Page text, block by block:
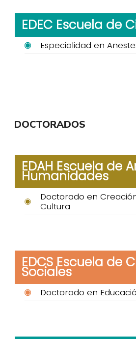
EDEC Escuela de
Especialidad en
DOCTORADOS
EDAH Escuela de
Humanidades
Doctorado en
Cultura
EDCS Escuela de
Sociales
Doctorado en